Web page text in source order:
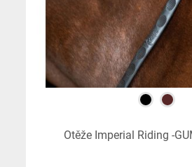
Otěže Imperial Riding -